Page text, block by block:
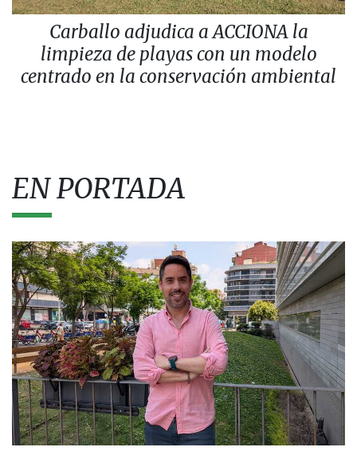
Carballo adjudica a ACCIONA la
limpieza de playas con un modelo
centrado en la conservación ambiental
EN PORTADA